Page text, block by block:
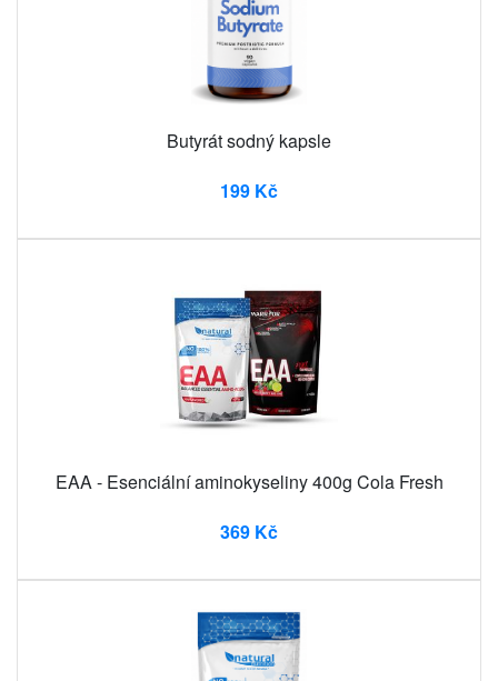
Butyrát sodný kapsle
199 Kč
EAA - Esenciální aminokyseliny 400g Cola Fresh
369 Kč